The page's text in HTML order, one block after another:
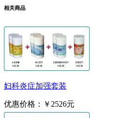
相关商品
妇科炎症加强套装
优惠价格： ￥2526元